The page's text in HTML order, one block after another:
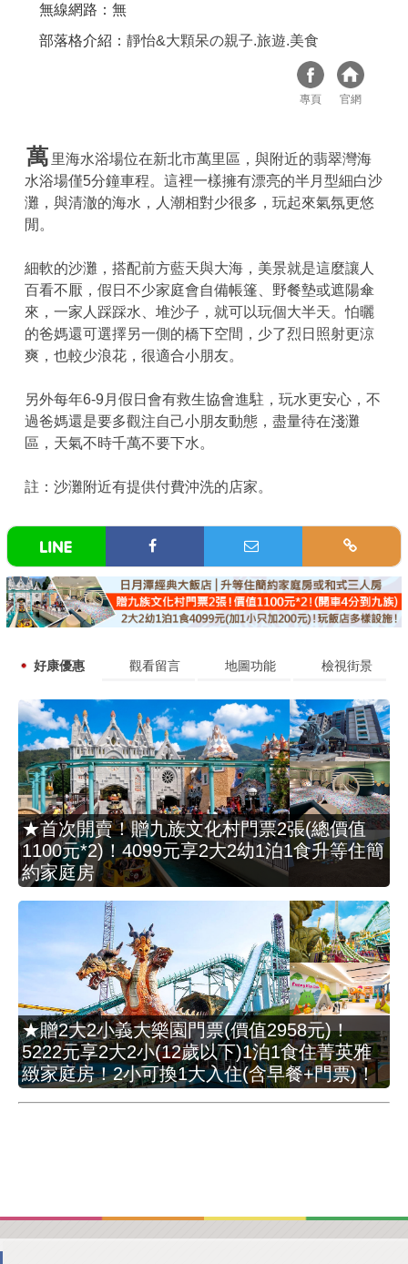
無線網路：無
部落格介紹： 靜怡&大顆呆の親子.旅遊.美食
專頁 官網
萬 里海水浴場位在新北市萬里區，與附近的翡翠灣海
水浴場僅5分鐘車程。這裡一樣擁有漂亮的半月型細白沙
灘，與清澈的海水，人潮相對少很多，玩起來氣氛更悠
閒。
細軟的沙灘，搭配前方藍天與大海，美景就是這麼讓人
百看不厭，假日不少家庭會自備帳篷、野餐墊或遮陽傘
來，一家人踩踩水、堆沙子，就可以玩個大半天。怕曬
的爸媽還可選擇另一側的橋下空間，少了烈日照射更涼
爽，也較少浪花，很適合小朋友。
另外每年6-9月假日會有救生協會進駐，玩水更安心，不
過爸媽還是要多觀注自己小朋友動態，盡量待在淺灘
區，天氣不時千萬不要下水。
註：沙灘附近有提供付費沖洗的店家。
好康優惠 觀看留言 地圖功能 檢視街景
★首次開賣！贈九族文化村門票2張(總價值
1100元*2)！4099元享2大2幼1泊1食升等住簡
約家庭房
★贈2大2小義大樂園門票(價值2958元)！
5222元享2大2小(12歲以下)1泊1食住菁英雅
緻家庭房！2小可換1大入住(含早餐+門票)！